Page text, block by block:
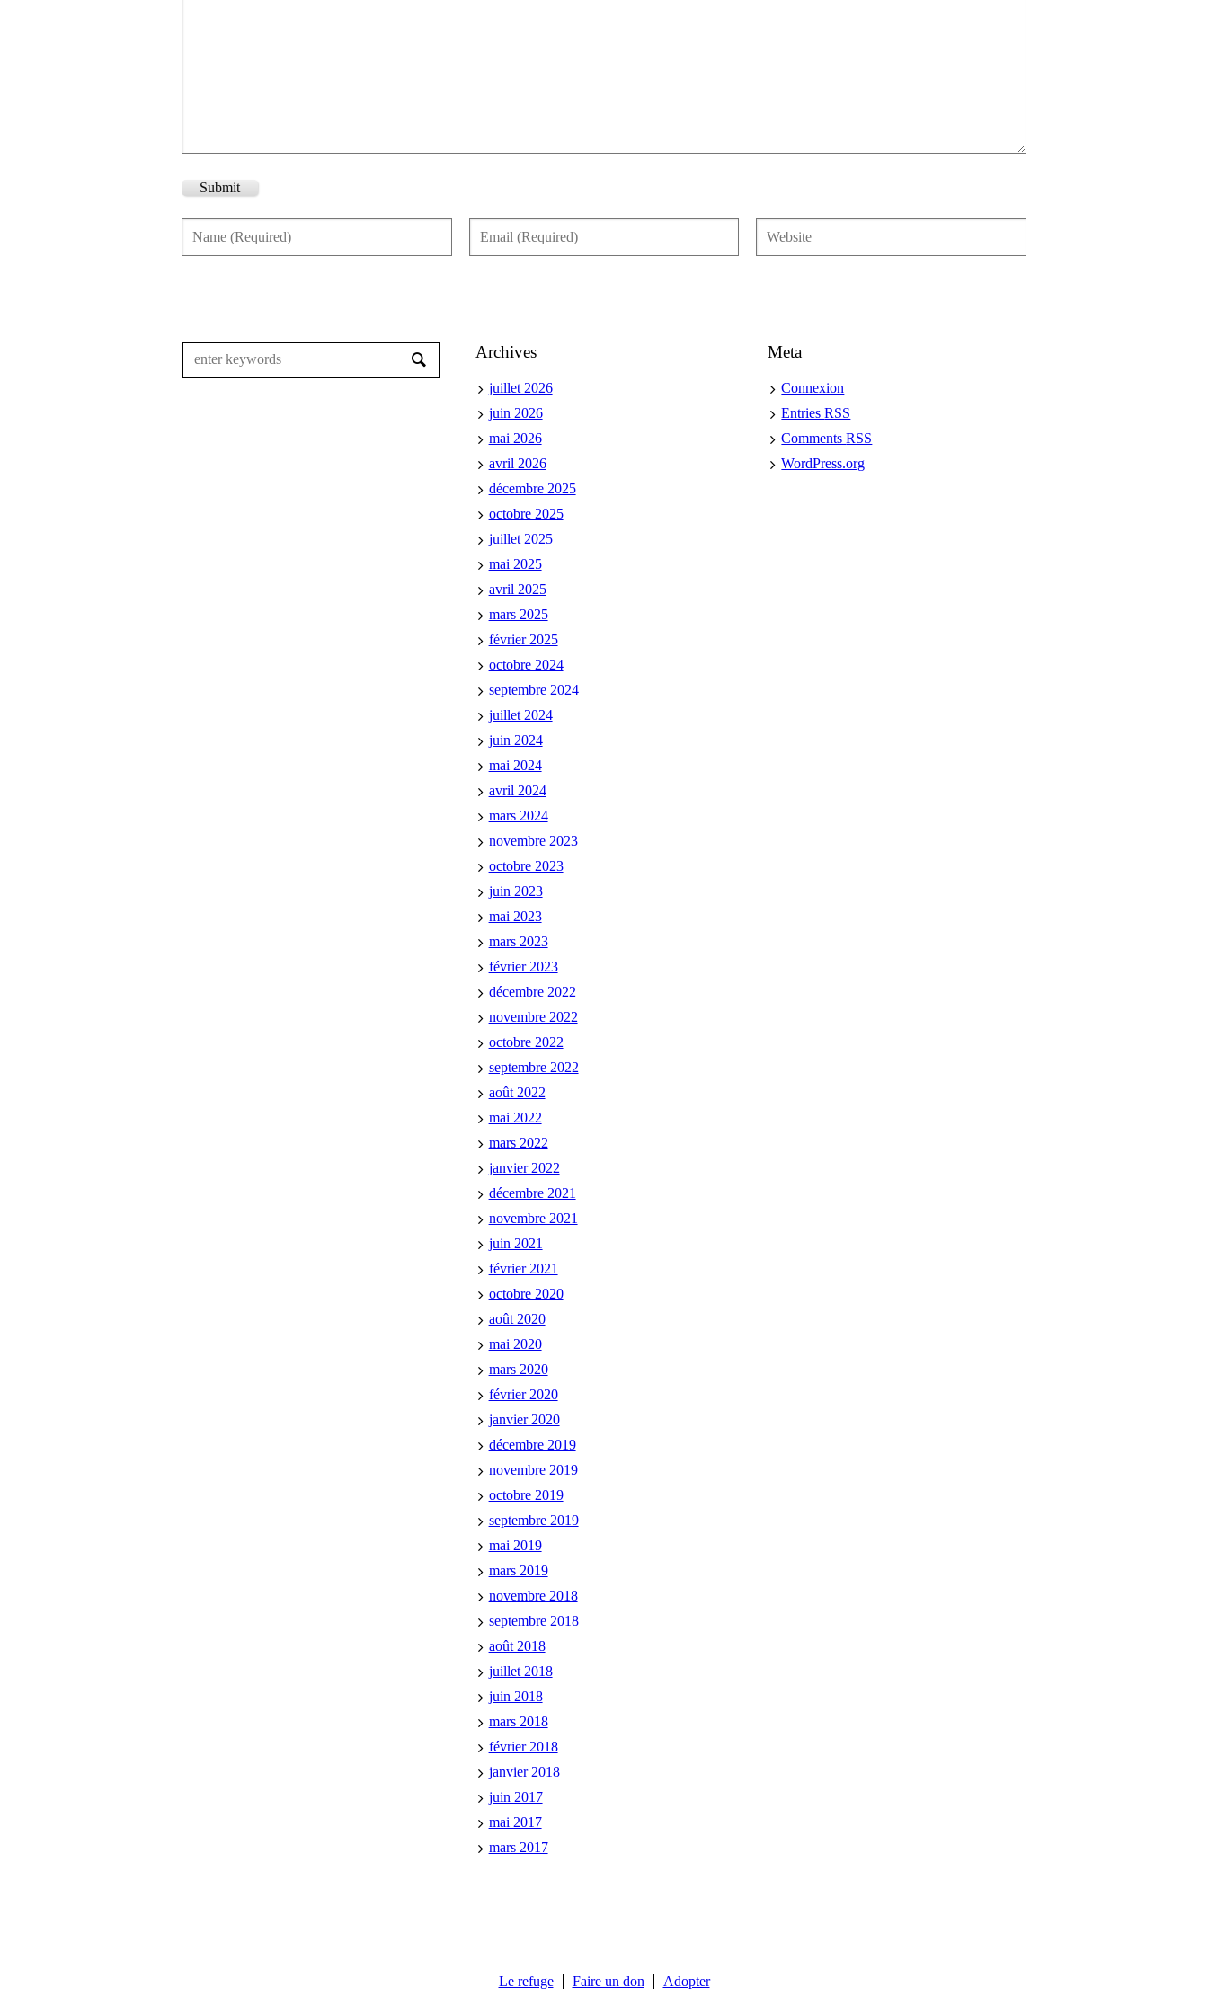
Submit
Archives
juillet 2026
juin 2026
mai 2026
avril 2026
décembre 2025
octobre 2025
juillet 2025
mai 2025
avril 2025
mars 2025
février 2025
octobre 2024
septembre 2024
juillet 2024
juin 2024
mai 2024
avril 2024
mars 2024
novembre 2023
octobre 2023
juin 2023
mai 2023
mars 2023
février 2023
décembre 2022
novembre 2022
octobre 2022
septembre 2022
août 2022
mai 2022
mars 2022
janvier 2022
décembre 2021
novembre 2021
juin 2021
février 2021
octobre 2020
août 2020
mai 2020
mars 2020
février 2020
janvier 2020
décembre 2019
novembre 2019
octobre 2019
septembre 2019
mai 2019
mars 2019
novembre 2018
septembre 2018
août 2018
juillet 2018
juin 2018
mars 2018
février 2018
janvier 2018
juin 2017
mai 2017
mars 2017
Meta
Connexion
EntriesRSS
CommentsRSS
WordPress.org
Le refuge Faire un don Adopter